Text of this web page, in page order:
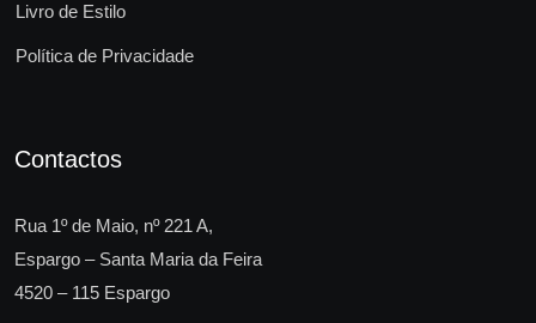
Livro de Estilo
Política de Privacidade
Contactos
Rua 1º de Maio, nº 221 A,
Espargo – Santa Maria da Feira
4520 – 115 Espargo